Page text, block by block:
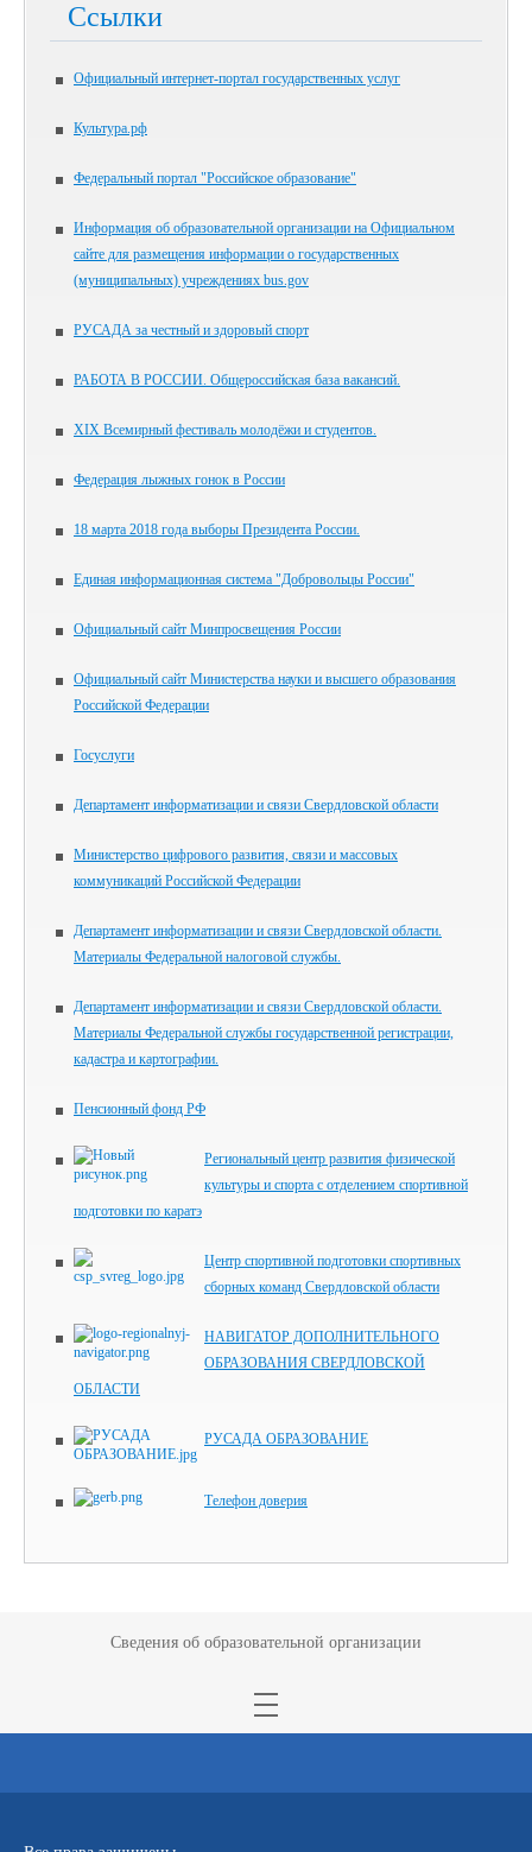
Ссылки
Официальный интернет-портал государственных услуг
Культура.рф
Федеральный портал "Российское образование"
Информация об образовательной организации на Официальном
сайте для размещения информации о государственных
(муниципальных) учреждениях bus.gov
РУСАДА за честный и здоровый спорт
РАБОТА В РОССИИ. Общероссийская база вакансий.
XIX Всемирный фестиваль молодёжи и студентов.
Федерация лыжных гонок в России
18 марта 2018 года выборы Президента России.
Единая информационная система "Добровольцы России"
Официальный сайт Минпросвещения России
Официальный сайт Министерства науки и высшего образования
Российской Федерации
Госуслуги
Департамент информатизации и связи Свердловской области
Министерство цифрового развития, связи и массовых
коммуникаций Российской Федерации
Департамент информатизации и связи Свердловской области.
Материалы Федеральной налоговой службы.
Департамент информатизации и связи Свердловской области.
Материалы Федеральной службы государственной регистрации,
кадастра и картографии.
Пенсионный фонд РФ
Региональный центр развития физической
культуры и спорта с отделением спортивной
подготовки по каратэ
Центр спортивной подготовки спортивных
сборных команд Свердловской области
НАВИГАТОР ДОПОЛНИТЕЛЬНОГО
ОБРАЗОВАНИЯ СВЕРДЛОВСКОЙ
ОБЛАСТИ
РУСАДА ОБРАЗОВАНИЕ
Телефон доверия
Сведения об образовательной организации